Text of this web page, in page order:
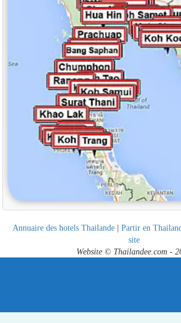
Annuaire des hotels Thailande | Partir en
site
Website © Thailandee.com -